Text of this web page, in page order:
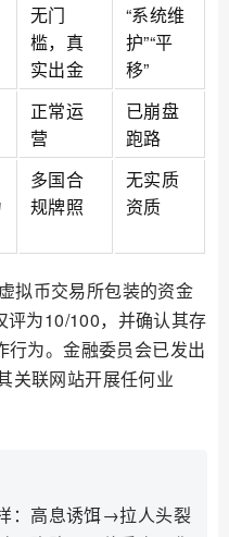
无门
槛，真
实出金
“系统维
护”“平
移”
正常运
营
已崩盘
跑路
多国合
规牌照
无实质
资质
拟币交易所包装的资金
评为10/100，并确认其存
行为。金融委员会已发出
关联网站开展任何业
：高息诱饵→拉人头裂